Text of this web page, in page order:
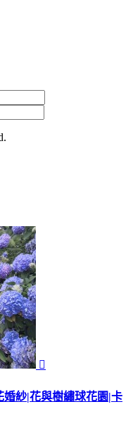

紗|花與樹繡球花園|卡